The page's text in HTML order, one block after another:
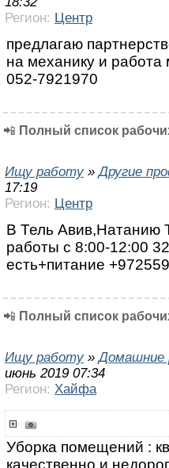
Регион: Центр
предлагаю
на механику и работа
052-7921970
📲 Полный список
Ищу работу »Другие
17:19
Регион: Центр
В Тель Авив,Натанию
работы с 8:00-12:00
есть+питание
📲 Полный список
Ищу работу »Домашние
июнь 2019 07:34
Регион: Хайфа
Уборка помещений :
качественно и